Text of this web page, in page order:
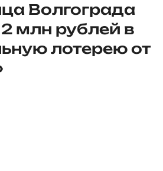
Волгограда
млн рублей в
лотерею от